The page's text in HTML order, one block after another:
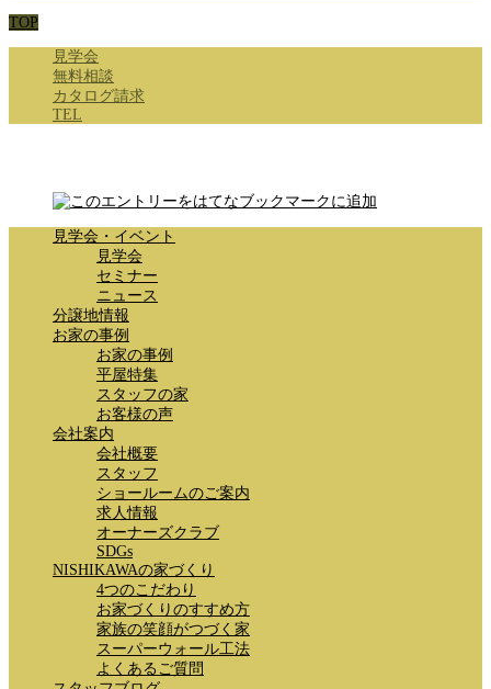
TOP
見学会
無料相談
カタログ請求
TEL
見学会・イベント
見学会
セミナー
ニュース
分譲地情報
お家の事例
お家の事例
平屋特集
スタッフの家
お客様の声
会社案内
会社概要
スタッフ
ショールームのご案内
求人情報
オーナーズクラブ
SDGs
NISHIKAWAの家づくり
4つのこだわり
お家づくりのすすめ方
家族の笑顔がつづく家
スーパーウォール工法
よくあるご質問